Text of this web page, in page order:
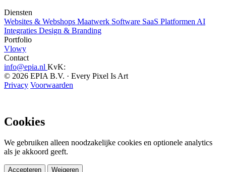
Diensten
Websites & Webshops Maatwerk Software SaaS Platformen AI
Integraties Design & Branding
Portfolio
Vlowy
Contact
info@epia.nl KvK:
© 2026 EPIA B.V. · Every Pixel Is Art
Privacy Voorwaarden
Cookies
We gebruiken alleen noodzakelijke cookies en optionele analytics
als je akkoord geeft.
Accepteren Weigeren